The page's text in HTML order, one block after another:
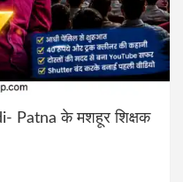
Patna के मशहूर शिक्षक